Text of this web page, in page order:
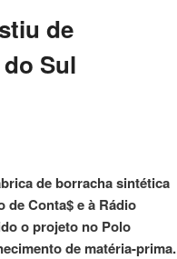
de
Sul
de borracha sintética
de Conta$ e à Rádio
o projeto no Polo
de matéria-prima.